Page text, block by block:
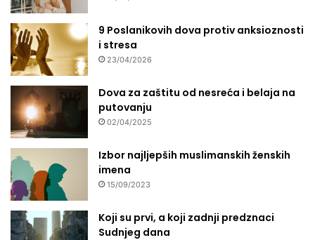
9 Poslanikovih dova protiv anksioznosti
i stresa
23/04/2026
Dova za zaštitu od nesreća i belaja na
putovanju
02/04/2025
Izbor najljepših muslimanskih ženskih
imena
15/09/2023
Koji su prvi, a koji zadnji predznaci
Sudnjeg dana